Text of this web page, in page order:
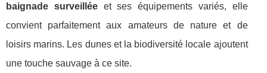
baignade surveilléeet ses équipements variés, elle
convient parfaitement aux amateurs de nature et de
loisirs marins. Les dunes et la biodiversité locale ajoutent
une touche sauvage à ce site.